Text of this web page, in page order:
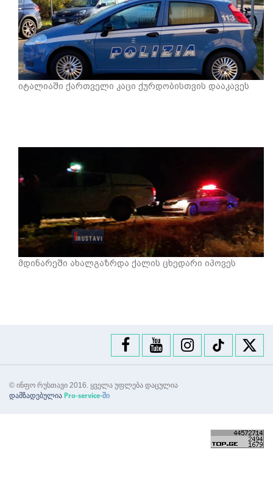
იტალიაში ქართველი კაცი ქურდობისთვის დააკავეს
მდინარეში ახალგაზრდა ქალის ცხედარი იპოვეს
© ინფო რუსთავი 2016. ყველა უფლება დაცულია
დამზადებულია Pro-service-ში